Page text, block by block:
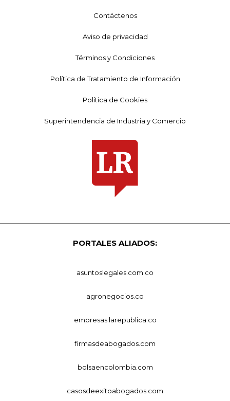
Contáctenos
Aviso de privacidad
Términos y Condiciones
Política de Tratamiento de Información
Política de Cookies
Superintendencia de Industria y Comercio
PORTALES ALIADOS:
asuntoslegales.com.co
agronegocios.co
empresas.larepublica.co
firmasdeabogados.com
bolsaencolombia.com
casosdeexitoabogados.com